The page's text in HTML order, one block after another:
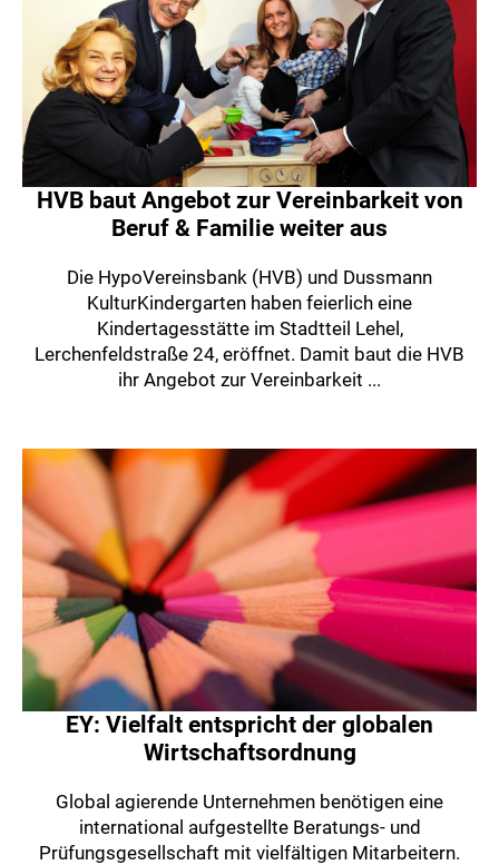
HVB baut Angebot zur Vereinbarkeit von
Beruf & Familie weiter aus
Die HypoVereinsbank (HVB) und Dussmann
KulturKindergarten haben feierlich eine
Kindertagesstätte im Stadtteil Lehel,
Lerchenfeldstraße 24, eröffnet. Damit baut die HVB
ihr Angebot zur Vereinbarkeit ...
EY: Vielfalt entspricht der globalen
Wirtschaftsordnung
Global agierende Unternehmen benötigen eine
international aufgestellte Beratungs- und
Prüfungsgesellschaft mit vielfältigen Mitarbeitern.